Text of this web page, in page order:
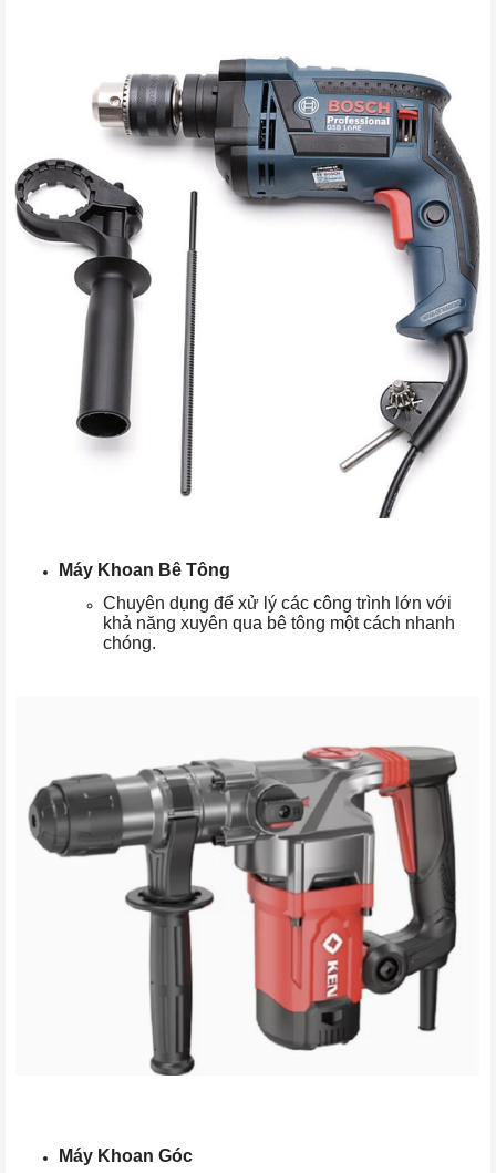
Máy Khoan Bê Tông
Chuyên dụng để xử lý các công trình lớn với
khả năng xuyên qua bê tông một cách nhanh
chóng.
Máy Khoan Góc